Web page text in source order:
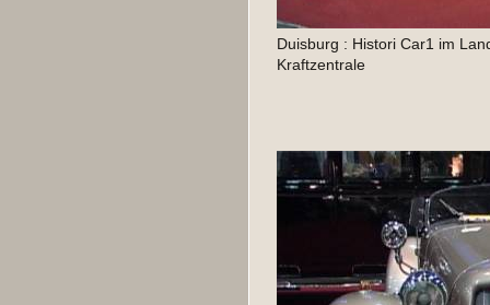
Duisburg : Histori Car1 im
Kraftzentrale